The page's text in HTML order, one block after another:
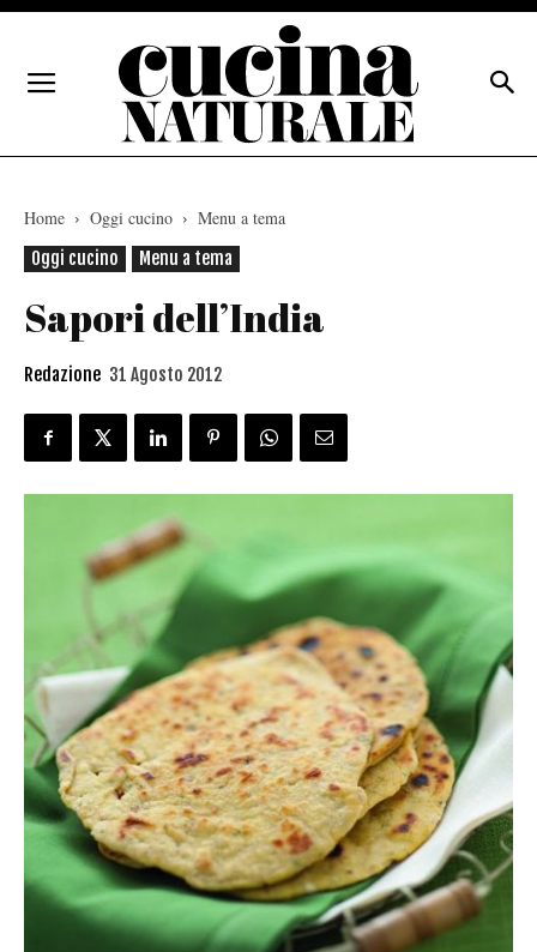
Home Oggi cucino
Menu a tema
Oggi cucino
Menu a tema
Sapori dell’India
Redazione 31 Agosto 2012